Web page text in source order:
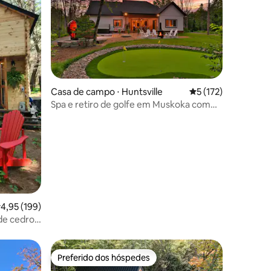
de uma avaliação média de 5, 199 avaliações
4,95 (199)
cedro a
Casa de campo ⋅ Huntsville 5 de uma avaliação
5 (172)
Spa e retiro de golfe em Muskoka com
hóspedes Preferido dos hóspedes
Preferido dos hóspedes